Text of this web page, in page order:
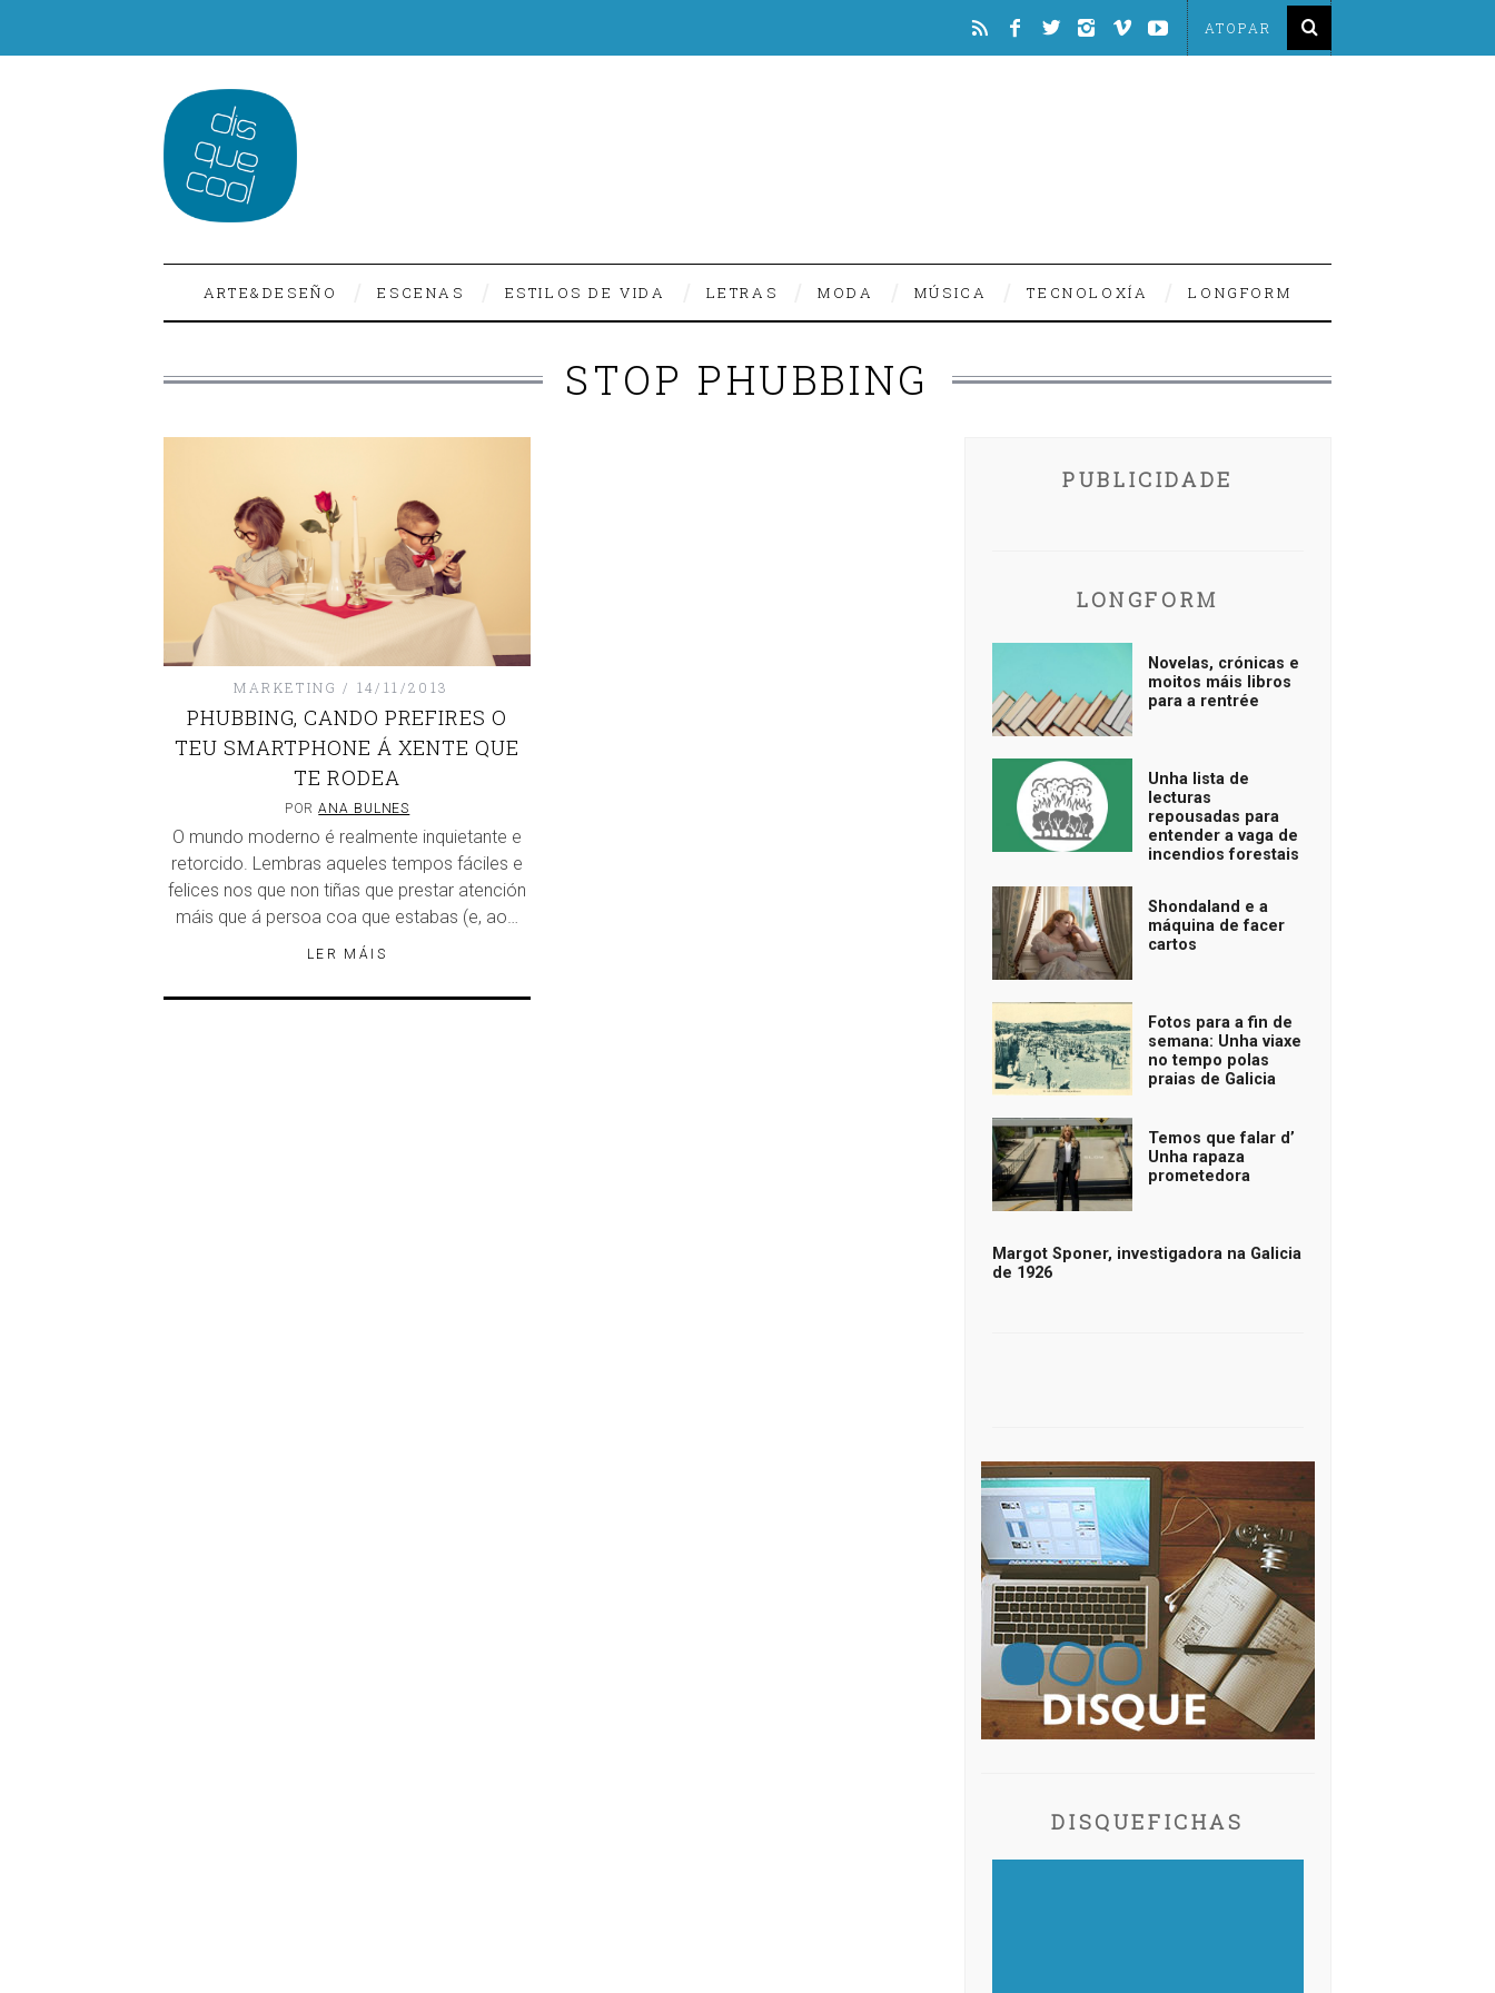
ARTE&DESEÑO ESCENAS ESTILOS DE VIDA LETRAS MODA MÚSICA TECNOLOXÍA LONGFORM
STOP PHUBBING
MARKETING 14/11/2013
PHUBBING, CANDO PREFIRES O
TEU SMARTPHONE Á XENTE QUE
TE RODEA
PORANA BULNES
O mundo moderno é realmente inquietante e
retorcido. Lembras aqueles tempos fáciles e
felices nos que non tiñas que prestar atención
máis que á persoa coa que estabas (e, ao…
LER MÁIS
PUBLICIDADE
LONGFORM
Novelas, crónicas e
moitos máis libros
para a rentrée
Unha lista de
lecturas
repousadas para
entender a vaga de
incendios forestais
Shondaland e a
máquina de facer
cartos
Fotos para a fin de
semana: Unha viaxe
no tempo polas
praias de Galicia
Temos que falar d’
Unha rapaza
prometedora
Margot Sponer, investigadora na Galicia
de 1926
DISQUEFICHAS